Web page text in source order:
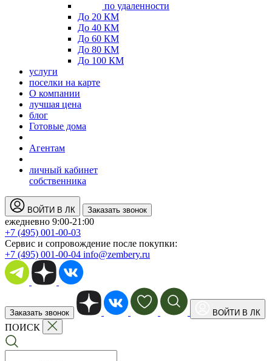
по удаленности
До 20 КМ
До 40 КМ
До 60 КМ
До 80 КМ
До 100 КМ
услуги
поселки на карте
О компании
лучшая цена
блог
Готовые дома
Агентам
личный кабинет
собственника
ВОЙТИ В ЛК Заказать звонок
ежедневно 9:00-21:00
+7 (495) 001-00-03
Cервис и сопровождение после покупки:
+7 (495) 001-00-04 info@zembery.ru
Заказать звонок ВОЙТИ В ЛК
ПОИСК